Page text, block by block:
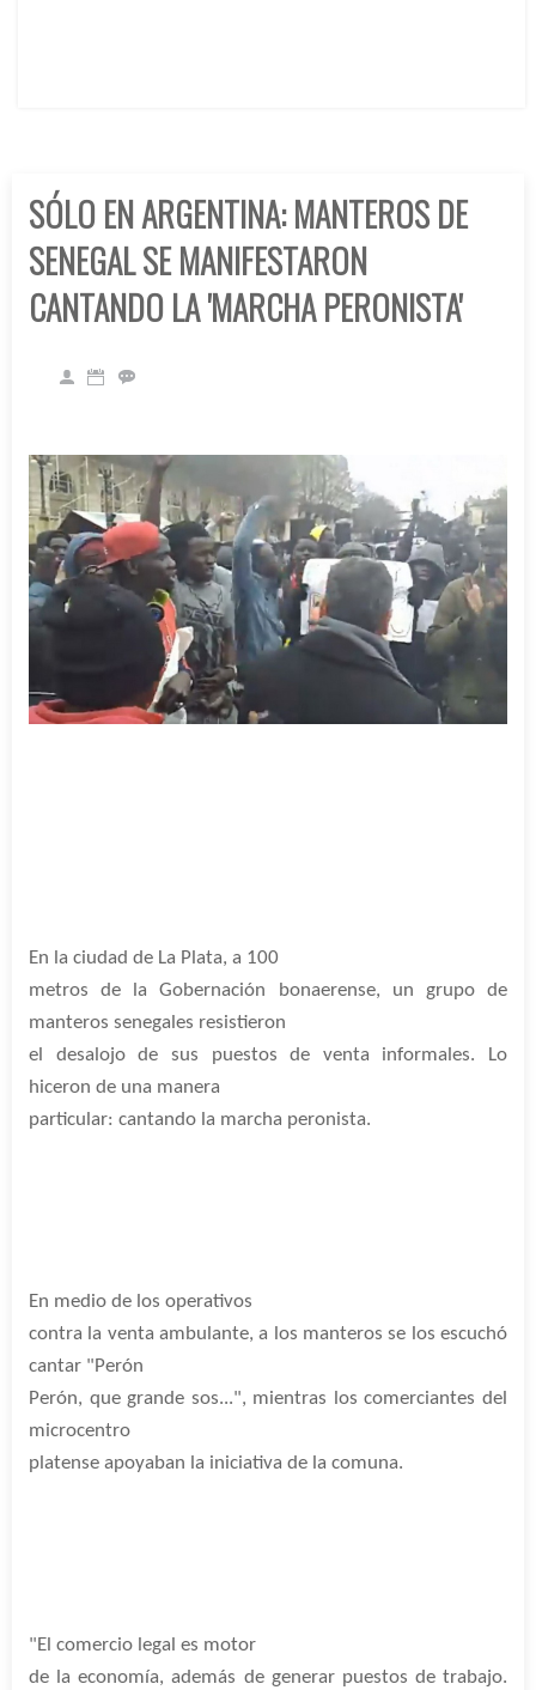
SÓLO EN ARGENTINA: MANTEROS DE
SENEGAL SE MANIFESTARON
CANTANDO LA 'MARCHA PERONISTA'
En la ciudad de La Plata, a 100
metros de la Gobernación bonaerense, un grupo de
manteros senegales resistieron
el desalojo de sus puestos de venta informales. Lo
hiceron de una manera
particular: cantando la marcha peronista.
En medio de los operativos
contra la venta ambulante, a los manteros se los escuchó
cantar "Perón
Perón, que grande sos...", mientras los comerciantes del
microcentro
platense apoyaban la iniciativa de la comuna.
"El comercio legal es motor
de la economía, además de generar puestos de trabajo.